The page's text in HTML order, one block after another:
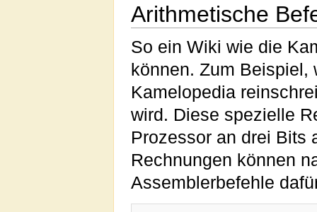
Arithmetische
So ein Wiki wie die
können. Zum
Kamelopedia
wird. Diese spezielle
Prozessor an drei Bits
Rechnungen können
Assemblerbefehle